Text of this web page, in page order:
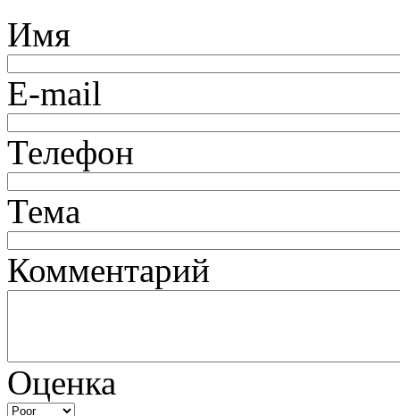
Имя
E-mail
Телефон
Тема
Комментарий
Оценка